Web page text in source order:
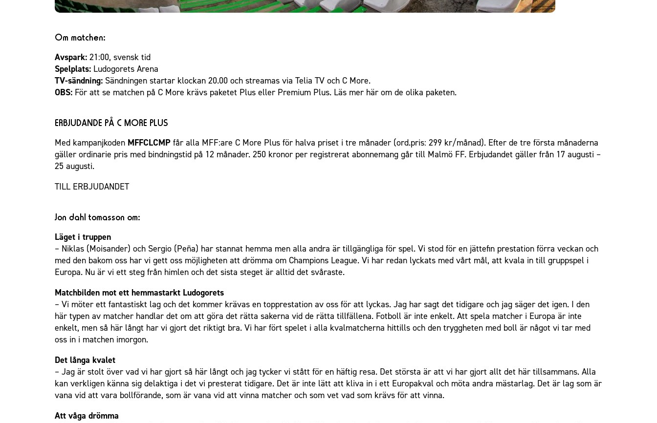
Om matchen:
Avspark: 21:00, svensk tid
Spelplats: Ludogorets Arena
TV-sändning: Sändningen startar klockan 20.00 och streamas via Telia TV och C More.
OBS: För att se matchen på C More krävs paketet Plus eller Premium Plus. Läs mer här om de olika paketen.
ERBJUDANDE PÅ C MORE PLUS
Med kampanjkoden MFFCLCMP får alla MFF:are C More Plus för halva priset i tre månader (ord.pris: 299 kr/månad). Efter de tre första månaderna
gäller ordinarie pris med bindningstid på 12 månader. 250 kronor per registrerat abonnemang går till Malmö FF. Erbjudandet gäller från 17 augusti –
25 augusti.
TILL ERBJUDANDET
Jon dahl tomasson om:
Läget i truppen
– Niklas (Moisander) och Sergio (Peña) har stannat hemma men alla andra är tillgängliga för spel. Vi stod för en jättefin prestation förra veckan och
med den bakom oss har vi gett oss möjligheten att drömma om Champions League. Vi har redan lyckats med vårt mål, att kvala in till gruppspel i
Europa. Nu är vi ett steg från himlen och det sista steget är alltid det svåraste.
Matchbilden mot ett hemmastarkt Ludogorets
– Vi möter ett fantastiskt lag och det kommer krävas en topprestation av oss för att lyckas. Jag har sagt det tidigare och jag säger det igen. I den
här typen av matcher handlar det om att göra det rätta sakerna vid de rätta tillfällena. Fotboll är inte enkelt. Att spela matcher i Europa är inte
enkelt, men så här långt har vi gjort det riktigt bra. Vi har fört spelet i alla kvalmatcherna hittills och den tryggheten med boll är något vi tar med
oss in i matchen imorgon.
Det långa kvalet
– Jag är stolt över vad vi har gjort så här långt och jag tycker vi stått för en häftig resa. Det största är att vi har gjort allt det här tillsammans. Alla
kan verkligen känna sig delaktiga i det vi presterat tidigare. Det är inte lätt att kliva in i ett Europakval och möta andra mästarlag. Det är lag som är
vana vid att vara bollförande, som är vana vid att vinna matcher och som vet vad som krävs för att vinna.
Att våga drömma